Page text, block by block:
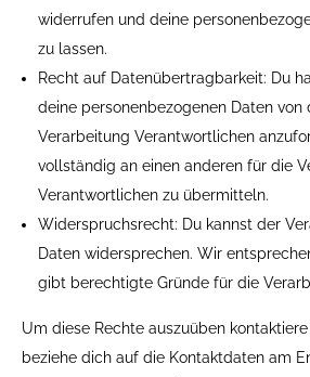
widerrufen und deine
zu lassen.
Recht auf Datenübertragbarkeit: Du
deine personenbezogenen Daten von
Verarbeitung Verantwortlichen
vollständig an einen anderen für die
Verantwortlichen zu übermitteln.
Widerspruchsrecht: Du kannst der
Daten widersprechen. Wir
gibt berechtigte Gründe für die
Um diese Rechte auszuüben
beziehe dich auf die Kontaktdaten am